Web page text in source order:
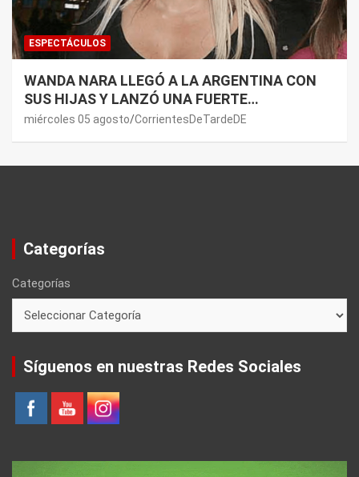
ESPECTÁCULOS
WANDA NARA LLEGÓ A LA ARGENTINA CON
SUS HIJAS Y LANZÓ UNA FUERTE
PREMONICIÓN SOBRE MAURO ICARDI
miércoles 05 agosto CorrientesDeTardeDE
Categorías
Categorías
Síguenos en nuestras Redes Sociales